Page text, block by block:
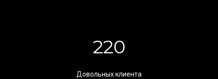
220
Довольных клиента